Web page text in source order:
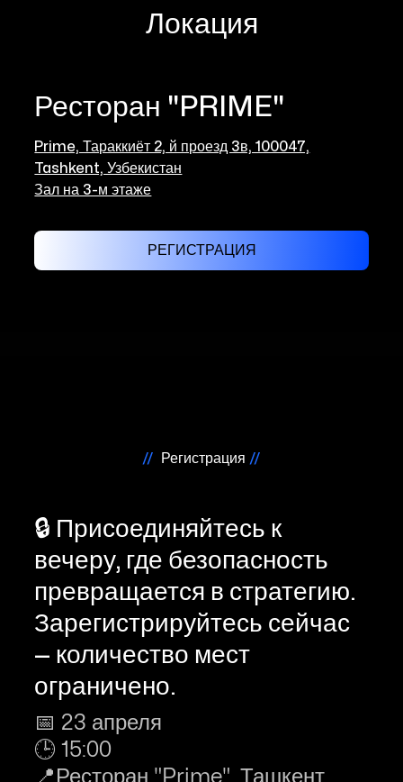
Локация
Ресторан "PRIME"
Prime, Тараккиёт 2, й проезд 3в, 100047,
Tashkent, Узбекистан
Зал на 3-м этаже
РЕГИСТРАЦИЯ
// Регистрация //
🔒 Присоединяйтесь к
вечеру, где безопасность
превращается в стратегию.
Зарегистрируйтесь сейчас
— количество мест
ограничено.
📅 23 апреля
🕒 15:00
📍Ресторан "Prime", Ташкент